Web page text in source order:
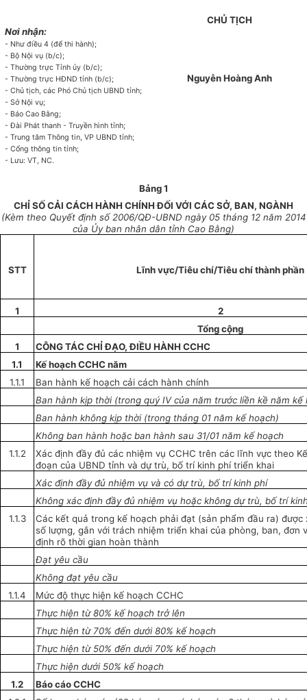
Nơi nhận:
- Như điều 4 (để thi hành);
- Bộ Nội vụ (b/c);
-Thường trựcTỉnh ủy (b/c);
-Thường trực HĐND tỉnh (b/c);
-Chủ tịch, các Phó Chủ tịch UBND tỉnh;
-Sở Nội vụ;
- Báo Cao Bằng;
-Đài Phát thanh - Truyền hình tỉnh;
-Trung tâm Thông tin, VP UBND tỉnh;
-Cổng thông tin tỉnh;
- Lưu: VT, NC.
CHỦ TỊCH
Nguyễn Hoàng Anh
Bảng 1
CHỈ SỐ CẢI CÁCH HÀNH CHÍNH ĐỐI VỚI CÁC SỞ, BAN, NGÀNH
(Kèm theo Quyết định số 2006/QĐ-UBND ngày 05 tháng12 năm 2014
của Ủy ban nhân dân tỉnh Cao Bằng)
STT Lĩnh vực/Tiêu chí/Tiêu chí thành phần
1
2
Tổng cộng
1
CÔNG TÁC CHỈ ĐẠO, ĐIỀU HÀNH CCHC
1.1
Kế hoạch CCHC năm
1.1.1
Ban hành kế hoạch cải cách hành chính
Ban hành kịp thời (trongquýIV của năm trước liền kề năm kế
Ban hành không kịp thời (trong tháng 01 năm kế hoạch)
Không ban hành hoặc ban hành sau 31/01 năm kế hoạch
1.1.2
Xác định đầy đủ các nhiệm vụ CCHC trên các lĩnh vực theo
đoạn của UBND tỉnh và dự trù, bố trí kinh phí triển khai
Xác định đầy đủ nhiệm vụ và có dự trù, bố trí kinh phí
Không xác định đầy đủ nhiệm vụ hoặc không dự trù, bốtrí
1.1.3
Các kết quả trong kế hoạch phải đạt (sản phẩm đầu ra) được
số lượng, gắn với trách nhiệm triển khai của phòng, ban, đơn
định rõ thời gian hoàn thành
Đạt yêu cầu
Không đạt yêu cầu
1.1.4
Mức độ thực hiện kế hoạch CCHC
Thực hiện từ 80% kế hoạch trở lên
Thực hiện từ 70% đến dưới 80% kế hoạch
Thực hiện từ 50% đến dưới 70% kế hoạch
Thực hiện dưới 50% kế hoạch
1.2
Báo cáo CCHC